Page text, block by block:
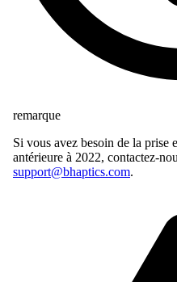
remarque
Si vous avez besoin de la prise
antérieure à 2022, contactez-
support@bhaptics.com.